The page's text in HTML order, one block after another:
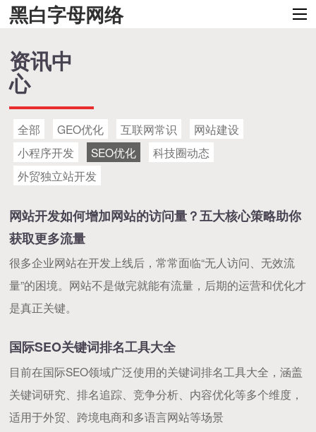
黑白字母网络
资讯中
心
全部 GEO优化 互联网常识
网站建设
小程序开发
SEO优化
科技圈动态
外贸独立站开发
网站开发如何增加网站的访问量？五大核心策略助你
获取更多流量
很多企业网站在开发上线后，常常面临“无人访问、无效流
量”的困境。网站不是做完就能有流量，后期的运营和优化才
是真正关键。
国际SEO关键词排名工具大全
目前在国际SEO领域广泛使用的关键词排名工具大全，涵盖
关键词研究、排名追踪、竞争分析、内容优化等多个维度，
适用于外贸、跨境电商和多语言网站等场景